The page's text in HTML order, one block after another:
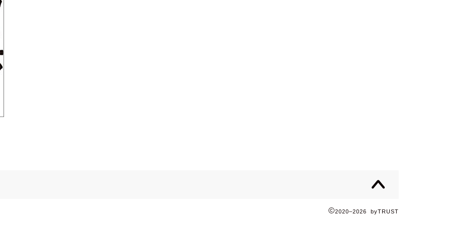
2020–2026 byTRUST